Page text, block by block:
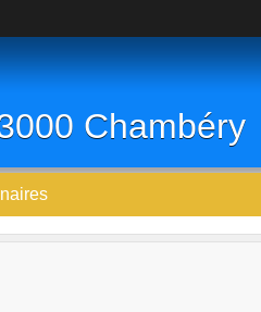
Chambéry